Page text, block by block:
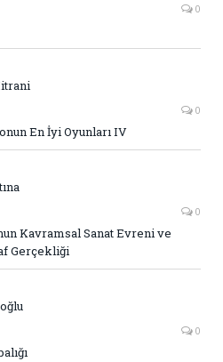
0
0
En İyi Oyunları IV
0
Kavramsal Sanat Evreni ve
Gerçekliği
0